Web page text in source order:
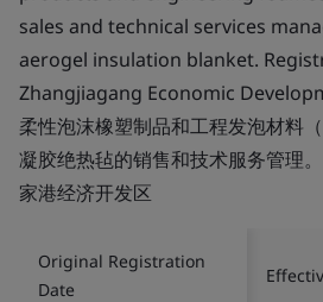
sales and technical services
aerogel insulation blanket.
Zhangjiagang Economic
柔性泡沫橡塑制品和工程发泡材料
凝胶绝热毡的销售和技术服务管理
家港经济开发区
Original Registration
Date